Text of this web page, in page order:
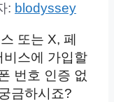
: blodyssey
또는 X, 페
비스에 가입할
번호 인증 없
금하시죠?